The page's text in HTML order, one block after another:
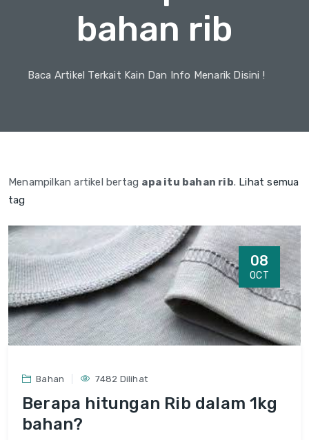
bahan rib
Baca Artikel Terkait Kain Dan Info Menarik Disini !
Menampilkan artikel bertag apa itu bahan rib. Lihat semua
tag
08
OCT
Bahan 7482 Dilihat
Berapa hitungan Rib dalam 1kg
bahan?